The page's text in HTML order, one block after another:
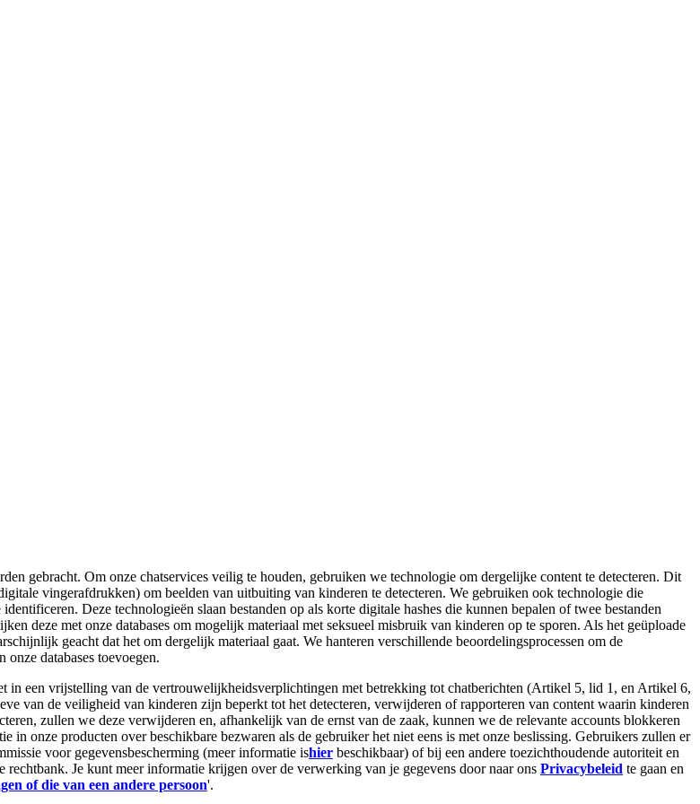
gebracht. Om onze chatservices veilig te houden, gebruiken we technologie om dergelijke content te detecteren. Dit
vingerafdrukken) om beelden van uitbuiting van kinderen te detecteren. We gebruiken ook technologie die
Deze technologieën slaan bestanden op als korte digitale hashes die kunnen bepalen of twee bestanden
deze met onze databases om mogelijk materiaal met seksueel misbruik van kinderen op te sporen. Als het geüploade
geacht dat het om dergelijk materiaal gaat. We hanteren verschillende beoordelingsprocessen om de
databases toevoegen.
in een vrijstelling van de vertrouwelijkheidsverplichtingen met betrekking tot chatberichten (Artikel 5, lid 1, en Artikel 6,
van de veiligheid van kinderen zijn beperkt tot het detecteren, verwijderen of rapporteren van content waarin kinderen
zullen we deze verwijderen en, afhankelijk van de ernst van de zaak, kunnen we de relevante accounts blokkeren
onze producten over beschikbare bezwaren als de gebruiker het niet eens is met onze beslissing. Gebruikers zullen er
voor gegevensbescherming (meer informatie ishier beschikbaar) of bij een andere toezichthoudende autoriteit en
Je kunt meer informatie krijgen over de verwerking van je gegevens door naar ons Privacybeleid te gaan en
of die van een andere persoon'.